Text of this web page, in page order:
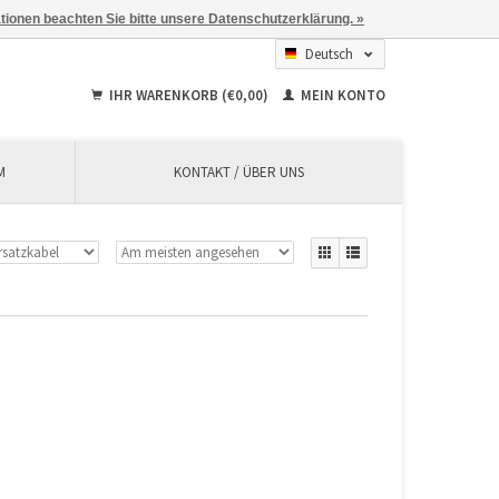
Deutsch
Français
IHR WARENKORB (€0,00) MEIN KONTO
KONTAKT / ÜBER UNS
beachten Sie bitte unsere Datenschutzerklärung. »